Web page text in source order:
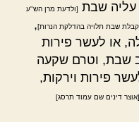
עליה שבת [ולדעת מרן הש"ע
קבלת שבת תלויה בהדלקת הנרות],
או לעשר פירות
שבת, וטרם שקעה
פירות וירקות,
[אוצר דינים שם עמוד תרסג]